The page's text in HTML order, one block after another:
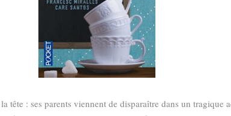
tête : ses parents viennent de disparaître dans un tragique